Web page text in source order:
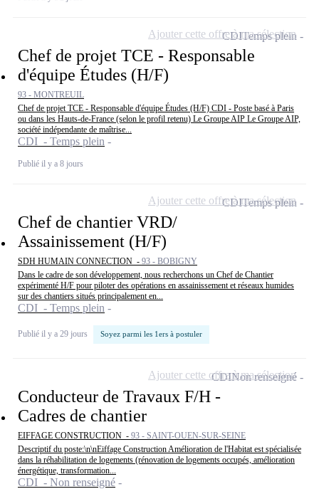
Chef de projet TCE - Responsable
d'équipe Études (H/F)
93 - MONTREUIL
Chef de projet TCE - Responsable d'équipe Études (H/F) CDI - Poste basé à Paris
ou dans les Hauts-de-France (selon le profil retenu) Le Groupe AIP Le Groupe AIP,
société indépendante de maîtrise...
CDI - Temps plein
Publié il y a 8 jours
CDITemps plein
Ajouter cette offre à ma sélection
Chef de chantier VRD/
Assainissement (H/F)
SDH HUMAIN CONNECTION - 93 - BOBIGNY
Dans le cadre de son développement, nous recherchons un Chef de Chantier
expérimenté H/F pour piloter des opérations en assainissement et réseaux humides
sur des chantiers situés principalement en...
CDI - Temps plein
Publié il y a 29 jours Soyez parmi les 1ers à postuler
CDITemps plein
Ajouter cette offre à ma sélection
Conducteur de Travaux F/H -
Cadres de chantier
EIFFAGE CONSTRUCTION - 93 - SAINT-OUEN-SUR-SEINE
Descriptif du poste:\n\nEiffage Construction Amélioration de l'Habitat est spécialisée
dans la réhabilitation de logements (rénovation de logements occupés, amélioration
énergétique, transformation...
CDI - Non renseigné
CDINon renseigné
Ajouter cette offre à ma sélection